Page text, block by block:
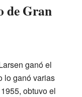
de Gran
ganó el
lo ganó varias
obtuvo el